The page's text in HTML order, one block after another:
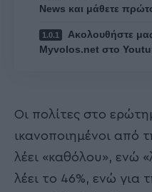
News και μάθετε
Ακολουθήστε
Myvolos.net στο
Οι πολίτες στο
ικανοποιημένοι από
λέει «καθόλου», ενώ
λέει το 46%, ενώ για